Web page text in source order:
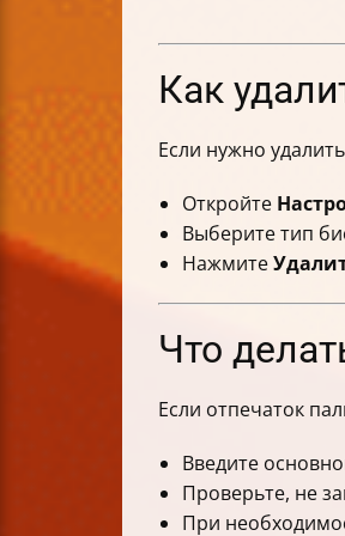
Как
Если нужно
Откройте
Выберите тип
Нажмите
Что
Если отпечаток
Введите
Проверьте, не
При